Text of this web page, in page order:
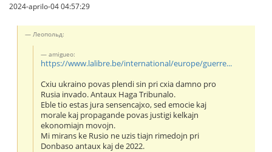
2024-aprilo-04 04:57:29
Леопольд:
amigueo:
https://www.lalibre.be/international/europe/guerre...
Cxiu ukraino povas plendi sin pri cxia damno pro
Rusia invado. Antaux Haga Tribunalo.
Eble tio estas jura sensencajxo, sed emocie kaj
morale kaj propagande povas justigi kelkajn
ekonomiajn movojn.
Mi mirans ke Rusio ne uzis tiajn rimedojn pri
Donbaso antaux kaj de 2022.